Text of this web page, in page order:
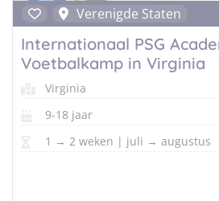
Verenigde Staten
Internationaal PSG
Voetbalkamp in Virginia
Virginia
9-18 jaar
1 → 2 weken | juli → augustus